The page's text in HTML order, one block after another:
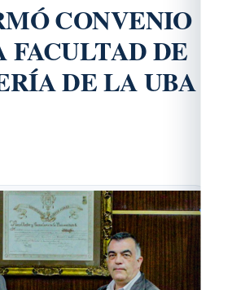
CONVENIO
FACULTAD DE
DE LA UBA